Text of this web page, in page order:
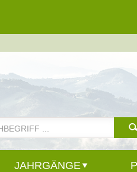
JAHRGÄNGE